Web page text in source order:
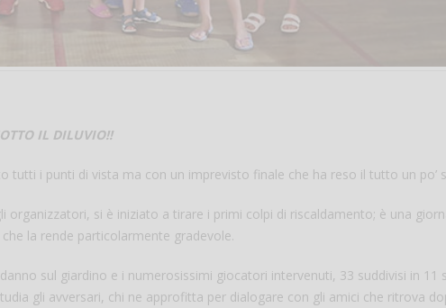
IL DILUVIO!!
tutti i punti di vista ma con un imprevisto finale che ha reso il tutto un po’
organizzatori, si è iniziato a tirare i primi colpi di riscaldamento; è una
la rende particolarmente gradevole.
sul giardino e i numerosissimi giocatori intervenuti, 33 suddivisi in 11
gli avversari, chi ne approfitta per dialogare con gli amici che ritrova